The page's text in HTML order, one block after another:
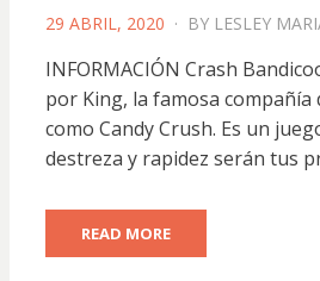
POSTED
29 ABRIL, 2020 BY LESLEY
INFORMACIÓN Crash
por King, la famosa compañía
como Candy Crush. Es un
destreza y rapidez serán tus
READ MORE